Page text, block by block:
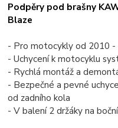
Podpěry pod brašny
Blaze
- Pro motocykly od 2010 -
- Uchycení k motocyklu
- Rychlá montáž a
- Bezpečné a pevné
od zadního kola
- V balení 2 držáky na